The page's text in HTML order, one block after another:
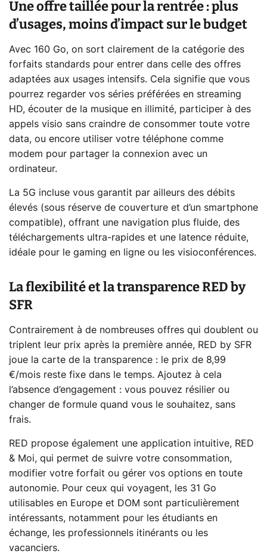
Une offre taillée pour la rentrée : plus
d’usages, moins d’impact sur le budget
Avec 160 Go, on sort clairement de la catégorie des
forfaits standards pour entrer dans celle des offres
adaptées aux usages intensifs. Cela signifie que vous
pourrez regarder vos séries préférées en streaming
HD, écouter de la musique en illimité, participer à des
appels visio sans craindre de consommer toute votre
data, ou encore utiliser votre téléphone comme
modem pour partager la connexion avec un
ordinateur.
La 5G incluse vous garantit par ailleurs des débits
élevés (sous réserve de couverture et d’un smartphone
compatible), offrant une navigation plus fluide, des
téléchargements ultra-rapides et une latence réduite,
idéale pour le gaming en ligne ou les visioconférences.
La flexibilité et la transparence RED by
SFR
Contrairement à de nombreuses offres qui doublent ou
triplent leur prix après la première année, RED by SFR
joue la carte de la transparence : le prix de 8,99
€/mois reste fixe dans le temps. Ajoutez à cela
l’absence d’engagement : vous pouvez résilier ou
changer de formule quand vous le souhaitez, sans
frais.
RED propose également une application intuitive, RED
& Moi, qui permet de suivre votre consommation,
modifier votre forfait ou gérer vos options en toute
autonomie. Pour ceux qui voyagent, les 31 Go
utilisables en Europe et DOM sont particulièrement
intéressants, notamment pour les étudiants en
échange, les professionnels itinérants ou les
vacanciers.